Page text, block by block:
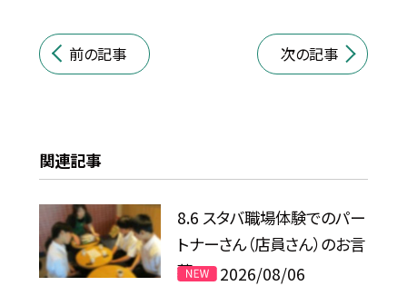
前の記事 次の記事
関連記事
8.6 スタバ職場体験でのパー
トナーさん（店員さん）のお言
葉
2026/08/06